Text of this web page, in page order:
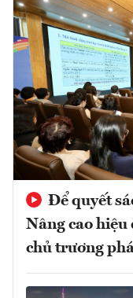
Để quyết
Nâng cao hiệu
chủ trương